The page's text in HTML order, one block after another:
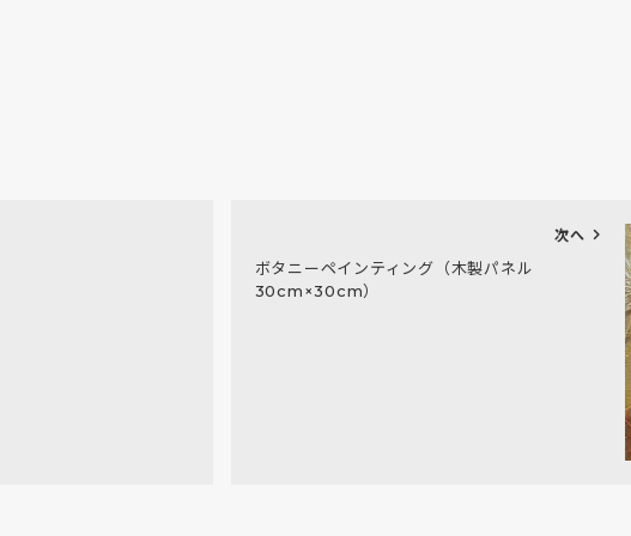
chevron_right
次へ
ボタニーペインティング（木製パネル
30cm×30cm）